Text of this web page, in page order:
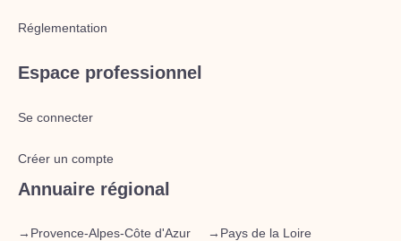
Réglementation
Espace professionnel
Se connecter
Créer un compte
Annuaire régional
→ Provence-Alpes-Côte d'Azur → Pays de la Loire